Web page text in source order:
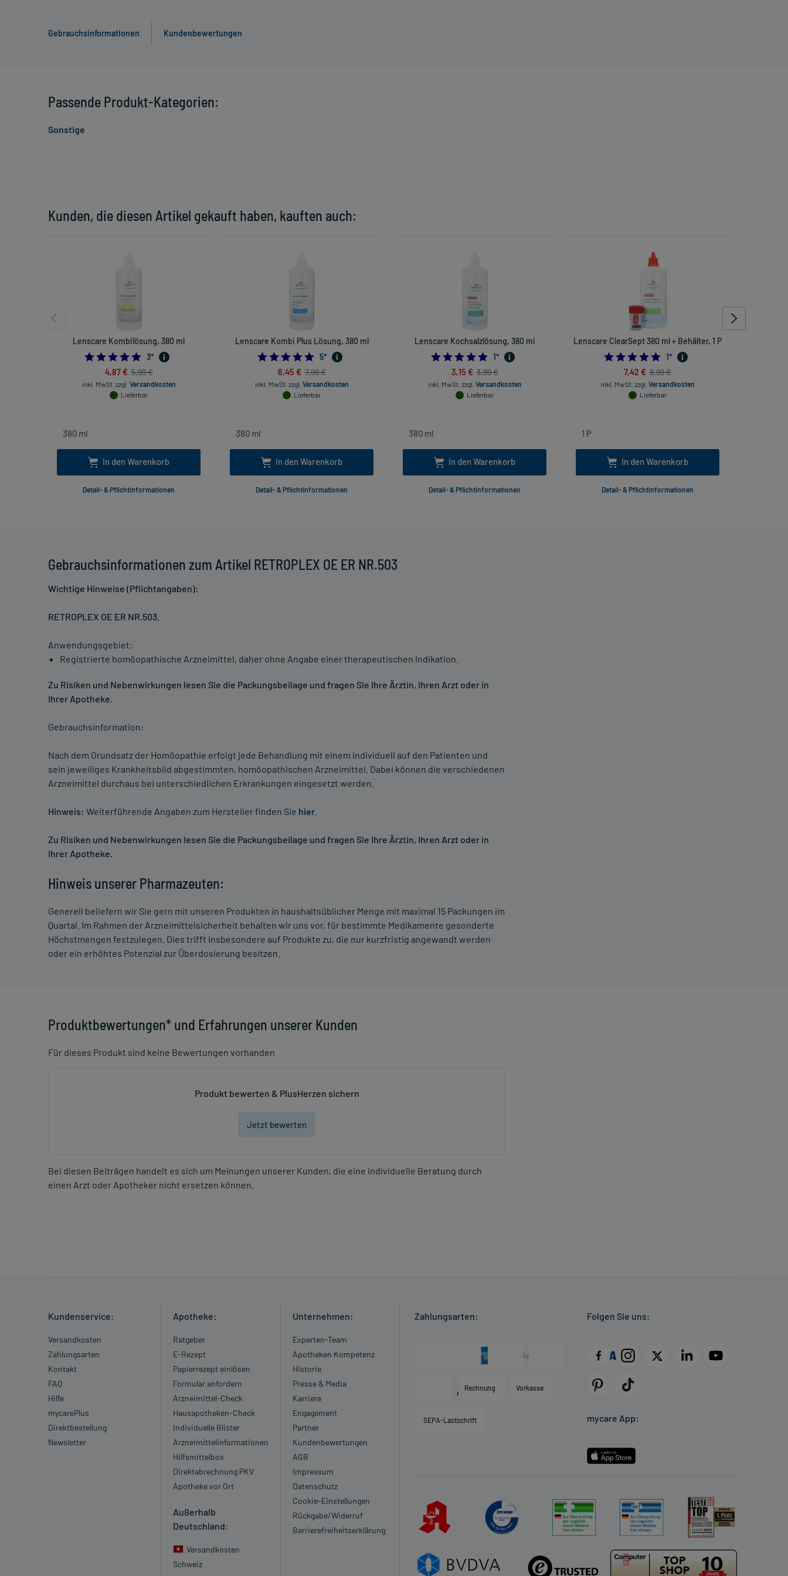
Gebrauchsinformationen Kundenbewertungen
Gebrauchsinformationen zum Artikel RETROPLEX OE ER NR.503
Wichtige Hinweise (Pflichtangaben):
RETROPLEX OE ER NR.503
Anwendungsgebiet:
Registrierte homöopathische Arzneimittel, daher ohne Angabe einer therapeutischen Indikation.
Zu Risiken und Nebenwirkungen lesen Sie die Packungsbeilage und fragen Sie Ihre Ärztin, Ihren Arzt oder in
Ihrer Apotheke.
Gebrauchsinformation:
Nach dem Grundsatz der Homöopathie erfolgt jede Behandlung mit einem individuell auf den Patienten und
sein jeweiliges Krankheitsbild abgestimmten, homöopathischen Arzneimittel. Dabei können die verschiedenen
Arzneimittel durchaus bei unterschiedlichen Erkrankungen eingesetzt werden.
Hinweis: Weiterführende Angaben zum Hersteller finden Sie hier
Zu Risiken und Nebenwirkungen lesen Sie die Packungsbeilage und fragen Sie Ihre Ärztin, Ihren Arzt oder in
Ihrer Apotheke.
Hinweis unserer Pharmazeuten:
Generell beliefern wir Sie gern mit unseren Produkten in haushaltsüblicher Menge mit maximal 15 Packungen im
Quartal. Im Rahmen der Arzneimittelsicherheit behalten wir uns vor, für bestimmte Medikamente gesonderte
Höchstmengen festzulegen. Dies trifft insbesondere auf Produkte zu, die nur kurzfristig angewandt werden
oder ein erhöhtes Potenzial zur Überdosierung besitzen.
Produktbewertungen* und Erfahrungen unserer Kunden
Für dieses Produkt sind keine Bewertungen vorhanden
Produkt bewerten & PlusHerzen sichern
Jetzt bewerten
Bei diesen Beiträgen handelt es sich um Meinungen unserer Kunden, die eine individuelle Beratung durch
einen Arzt oder Apotheker nicht ersetzen können.
Kunden, die diesen Artikel gekauft haben, kauften auch:
Lenscare Kombilösung, 380 ml
5.0
3*
4,87 € 5,99 €
inkl. MwSt. zzgl. Versandkosten
Lieferbar
In den Warenkorb
Detail- & Pflichtinformationen
Lenscare Kombi Plus Lösung, 380 ml
5.0
5*
6,45 € 7,99 €
inkl. MwSt. zzgl. Versandkosten
Lieferbar
In den Warenkorb
Detail- & Pflichtinformationen
Lenscare Kochsalzlösung, 380 ml
5.0
1*
3,15 € 3,99 €
inkl. MwSt. zzgl. Versandkosten
Lieferbar
In den Warenkorb
Detail- & Pflichtinformationen
Lenscare ClearSept 380 ml + Behälter, 1 P
5.0
1*
7,42 € 8,99 €
inkl. MwSt. zzgl. Versandkosten
Lieferbar
In den Warenkorb
Detail- & Pflichtinformationen
Passende Produkt-Kategorien:
Sonstige
Kundenservice:
Versandkosten
Zahlungsarten
Kontakt
FAQ
Hilfe
mycarePlus
Direktbestellung
Newsletter
Apotheke:
Ratgeber
E-Rezept
Papierrezept einlösen
Formular anfordern
Arzneimittel-Check
Hausapotheken-Check
Individuelle Blister
Arzneimittelinformationen
Hilfsmittelbox
Direktabrechnung PKV
Apotheke vor Ort
Außerhalb
Deutschland:
Versandkosten
Schweiz
Unternehmen:
Experten-Team
Apotheken Kompetenz
Historie
Presse & Media
Karriere
Engagement
Partner
Kundenbewertungen
AGB
Impressum
Datenschutz
Cookie-Einstellungen
Rückgabe/Widerruf
Barrierefreiheitserklärung
Zahlungsarten:
Rechnung Vorkasse
SEPA-Lastschrift
Folgen Sie uns:
mycare App: